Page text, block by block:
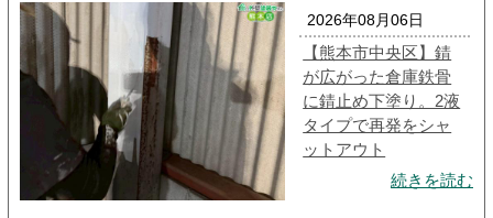
2026年08月06日
【熊本市中央区】錆
が広がった倉庫鉄骨
に錆止め下塗り。2液
タイプで再発をシャ
ットアウト
続きを読む